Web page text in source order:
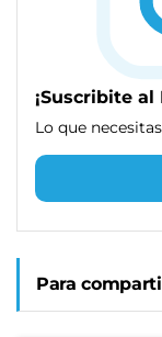
¡Suscribite
Lo que
Para